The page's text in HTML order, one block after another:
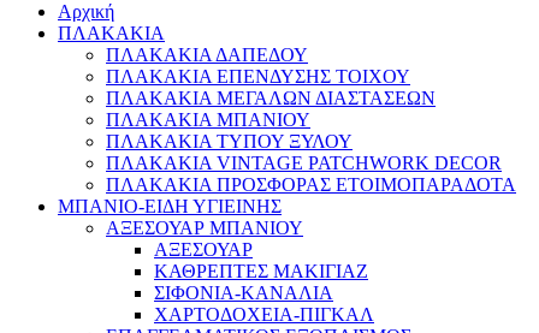
Αρχική
ΠΛΑΚΑΚΙΑ
ΠΛΑΚΑΚΙΑ ΔΑΠΕΔΟΥ
ΠΛΑΚΑΚΙΑ ΕΠΕΝΔΥΣΗΣ ΤΟΙΧΟΥ
ΠΛΑΚΑΚΙΑ ΜΕΓΑΛΩΝ ΔΙΑΣΤΑΣΕΩΝ
ΠΛΑΚΑΚΙΑ ΜΠΑΝΙΟΥ
ΠΛΑΚΑΚΙΑ ΤΥΠΟΥ ΞΥΛΟΥ
ΠΛΑΚΑΚΙΑ VINTAGE PATCHWORK DECOR
ΠΛΑΚΑΚΙΑ ΠΡΟΣΦΟΡΑΣ ΕΤΟΙΜΟΠΑΡΑΔΟΤΑ
ΜΠΑΝΙΟ-ΕΙΔΗ ΥΓΙΕΙΝΗΣ
ΑΞΕΣΟΥΑΡ ΜΠΑΝΙΟΥ
ΑΞΕΣΟΥΑΡ
ΚΑΘΡΕΠΤΕΣ ΜΑΚΙΓΙΑΖ
ΣΙΦΟΝΙΑ-ΚΑΝΑΛΙΑ
ΧΑΡΤΟΔΟΧΕΙΑ-ΠΙΓΚΑΛ